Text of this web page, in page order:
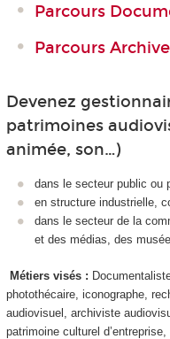
Parcours
Parcours
Devenez
patrimoines
animée, son…)
dans le secteur public ou
en structure industrielle,
dans le secteur de la
et des médias, des
Métiers visés :
photothécaire, iconographe,
audiovisuel, archiviste
patrimoine culturel